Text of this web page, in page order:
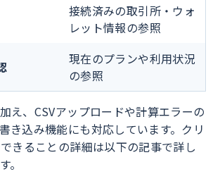
接続済みの取引所・ウォ
レット情報の参照
現在のプランや利用状況
の参照
え、CSVアップロードや計算エラーの
き込み機能にも対応しています。クリ
きることの詳細は以下の記事で詳し
。